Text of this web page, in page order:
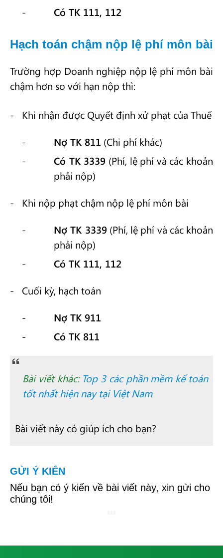
Có TK 111, 112
Hạch toán chậm nộp lệ phí môn bài
Trường hợp Doanh nghiệp nộp lệ phí môn bài
chậm hơn so với hạn nộp thì:
Khi nhận được Quyết định xử phạt của Thuế
Nợ TK 811 (Chi phí khác)
Có TK 3339 (Phí, lệ phí và các khoản
phải nộp)
Khi nộp phạt chậm nộp lệ phí môn bài
Nợ TK 3339(Phí, lệ phí và các khoản
phải nộp)
Có TK 111, 112
Cuối kỳ, hạch toán
Nợ TK 911
Có TK 811
Bài viết khác: Top 3 các phần mềm kế toán
tốt nhất hiện nay tại Việt Nam
Bài viết này có giúp ích cho bạn?
GỬI Ý KIẾN
Nếu bạn có ý kiến về bài viết này, xin gửi cho
chúng tôi!